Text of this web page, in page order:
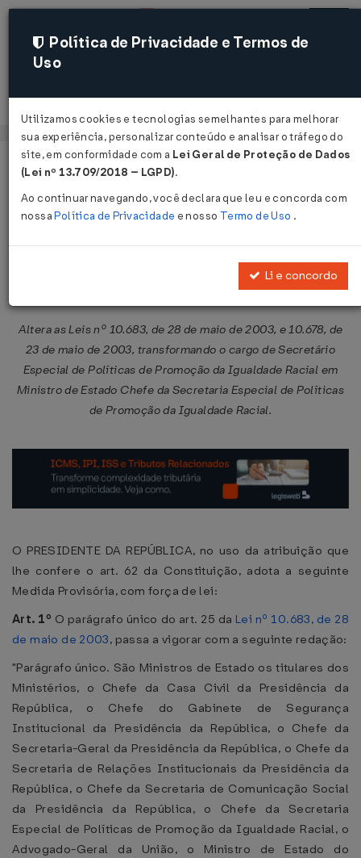
Acessar
Página Inicial Legislações
Medida Provisória nº 419 de
Altera as Leis nº 10.683, de 28 de maio de 2003, e 10.678, de
23 de maio de 2003, transformando o cargo de Secretário
Especial de Políticas de Promoção da Igualdade Racial em
Ministro de Estado Chefe da Secretaria Especial de Políticas
de Promoção da Igualdade Racial.
O PRESIDENTE DA REPÚBLICA, no uso da atribuição que
lhe confere o art. 62 da Constituição, adota a seguinte
Medida Provisória, com força de lei:
Art. 1º O parágrafo único do art. 25 da Lei nº 10.683, de 28
de maio de 2003, passa a vigorar com a seguinte redação:
"Parágrafo único. São Ministros de Estado os titulares dos
Ministérios, o Chefe da Casa Civil da Presidência da
República, o Chefe do Gabinete de Segurança
Institucional da Presidência da República, o Chefe da
Secretaria-Geral da Presidência da República, o Chefe da
Secretaria de Relações Institucionais da Presidência da
República, o Chefe da Secretaria de Comunicação Social
da Presidência da República, o Chefe da Secretaria
Especial de Políticas de Promoção da Igualdade Racial, o
Advogado-Geral da União, o Ministro de Estado do
Política de Privacidade e Termos de
Uso
Utilizamos cookies e tecnologias semelhantes para melhorar
sua experiência, personalizar conteúdo e analisar o tráfego do
site, em conformidade com a Lei Geral de Proteção de Dados
(Lei nº 13.709/2018 – LGPD).
Ao continuar navegando, você declara que leu e concorda com
nossaPolítica de Privacidade e nosso Termo de Uso .
Li e concordo